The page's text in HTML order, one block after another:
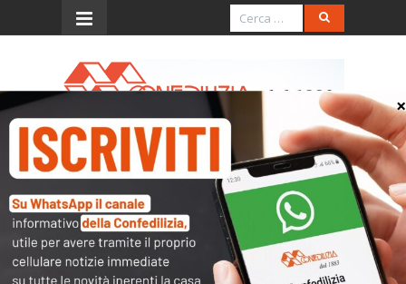
Menu
2018 Anno Europeo del
patrimonio culturale
Il Consiglio europeo ha indetto, per il 2018,
l’Anno europeo del patrimonio culturale.